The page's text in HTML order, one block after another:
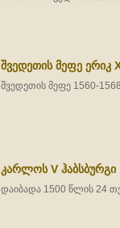
შვედეთის მეფე ერიკ
შვედეთის მეფე 1560-
კარლოს V ჰაბსბურგი
დაიბადა 1500 წლის 24